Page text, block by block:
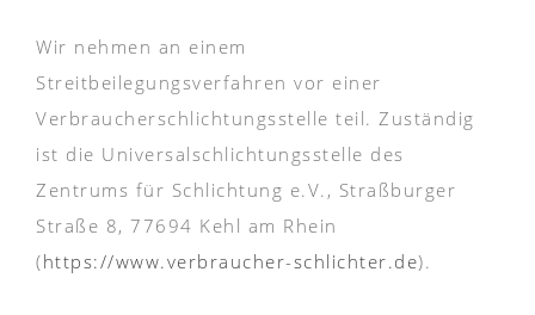
Wir nehmen an einem
Streitbeilegungsverfahren vor einer
Verbraucherschlichtungsstelle teil. Zuständig
ist die Universalschlichtungsstelle des
Zentrums für Schlichtung e.V., Straßburger
Straße 8, 77694 Kehl am Rhein
(https://www.verbraucher-schlichter.de).